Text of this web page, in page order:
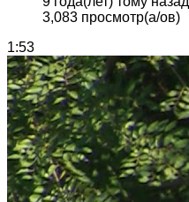
3,083 просмотр(а/ов)
1:53